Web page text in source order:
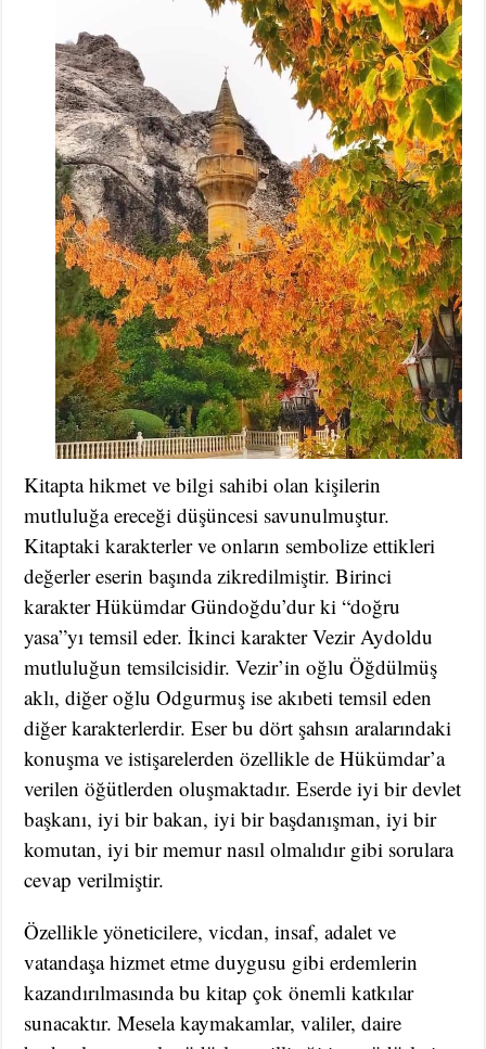
Kitapta hikmet ve bilgi sahibi olan kişilerin
mutluluğa ereceği düşüncesi savunulmuştur.
Kitaptaki karakterler ve onların sembolize ettikleri
değerler eserin başında zikredilmiştir. Birinci
karakter Hükümdar Gündoğdu’dur ki “doğru
yasa”yı temsil eder. İkinci karakter Vezir Aydoldu
mutluluğun temsilcisidir. Vezir’in oğlu Öğdülmüş
aklı, diğer oğlu Odgurmuş ise akıbeti temsil eden
diğer karakterlerdir. Eser bu dört şahsın aralarındaki
konuşma ve istişarelerden özellikle de Hükümdar’a
verilen öğütlerden oluşmaktadır. Eserde iyi bir devlet
başkanı, iyi bir bakan, iyi bir başdanışman, iyi bir
komutan, iyi bir memur nasıl olmalıdır gibi sorulara
cevap verilmiştir.
Özellikle yöneticilere, vicdan, insaf, adalet ve
vatandaşa hizmet etme duygusu gibi erdemlerin
kazandırılmasında bu kitap çok önemli katkılar
sunacaktır. Mesela kaymakamlar, valiler, daire